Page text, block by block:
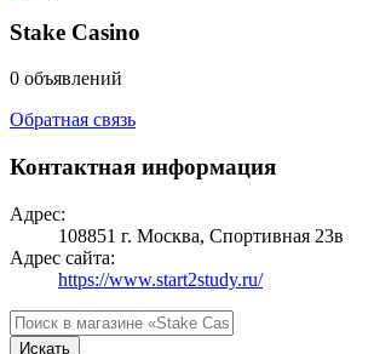
Stake Casino
0 объявлений
Обратная связь
Контактная информация
Адрес:
108851 г. Москва, Спортивная 23в
Адрес сайта:
https://www.start2study.ru/
Искать